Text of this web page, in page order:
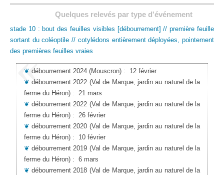
Quelques relevés par type d'événement
stade 10 : bout des feuilles visibles [débourrement] // première feuille
sortant du coléoptile // cotylédons entièrement déployées, pointement
des premières feuilles vraies
❦ débourrement 2024 (Mouscron): 12 février
❦débourrement 2022 (Val de Marque, jardin au naturel de la
ferme du Héron): 21 mars
❦débourrement 2022 (Val de Marque, jardin au naturel de la
ferme du Héron): 26 février
❦débourrement 2020 (Val de Marque, jardin au naturel de la
ferme du Héron): 10 février
❦débourrement 2019 (Val de Marque, jardin au naturel de la
ferme du Héron): 6 mars
❦débourrement 2018 (Val de Marque, jardin au naturel de la